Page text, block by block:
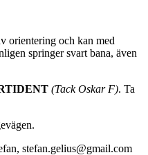
orientering och kan med
springer svart bana, även
(Tack Oskar F). Ta
stefan.gelius@gmail.com